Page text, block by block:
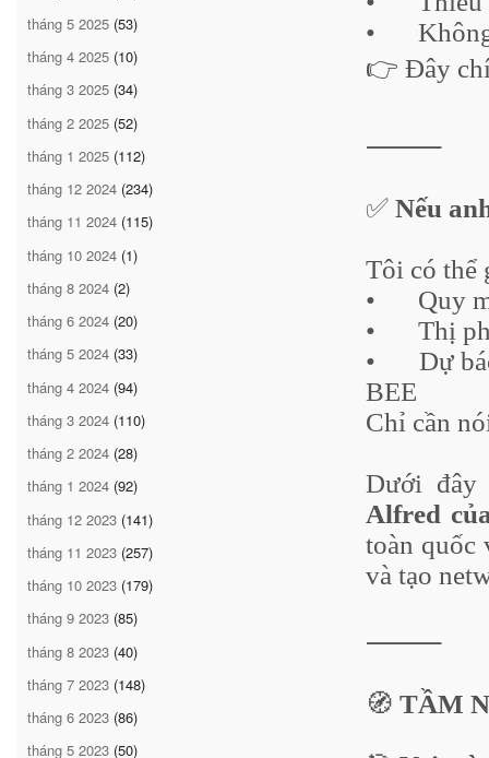
tháng 5 2025 (53)
tháng 4 2025 (10)
tháng 3 2025 (34)
tháng 2 2025 (52)
tháng 1 2025 (112)
tháng 12 2024 (234)
tháng 11 2024 (115)
tháng 10 2024 (1)
tháng 8 2024 (2)
tháng 6 2024 (20)
tháng 5 2024 (33)
tháng 4 2024 (94)
tháng 3 2024 (110)
tháng 2 2024 (28)
tháng 1 2024 (92)
tháng 12 2023 (141)
tháng 11 2023 (257)
tháng 10 2023 (179)
tháng 9 2023 (85)
tháng 8 2023 (40)
tháng 7 2023 (148)
tháng 6 2023 (86)
tháng 5 2023 (50)
•
👉 Đây
⸻
✅ Nếu
Tôi có thể
•
Quy
•
Thị
•
Dự
BEE
Chỉ cần
Dưới
Alfred
toàn quốc
và tạo
⸻
🧭 TẦM